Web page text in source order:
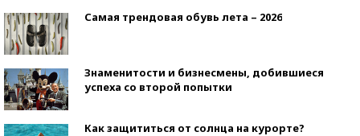
Самая трендовая обувь лета – 2026
Знаменитости и бизнесмены, добившиеся
успеха со второй попытки
Как защититься от солнца на курорте?